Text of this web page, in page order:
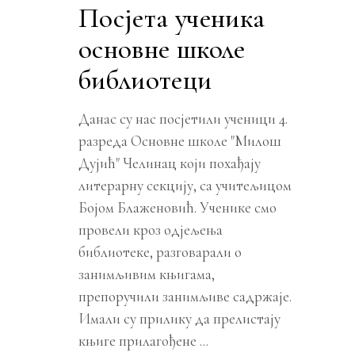
Посјета ученика
основне школе
библиотеци
Данас су нас посјетили ученици 4.
разреда Основне школе "Милош
Дујић" Челинац који похађају
литерарну секцију, са учитељицом
Бојом Блаженовић. Ученике смо
провели кроз одјељења
библиотеке, разговарали о
занимљивим књигама,
препоручили занимљиве садржаје.
Имали су прилику да прелистају
књиге прилагођене